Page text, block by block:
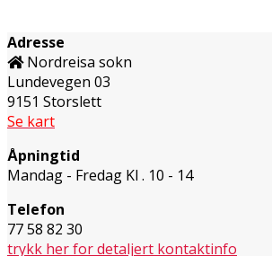
Adresse
Nordreisa sokn
Lundevegen 03
9151 Storslett
Se kart
Åpningtid
Mandag - Fredag Kl . 10 - 14
Telefon
77 58 82 30
trykk her for detaljert kontaktinfo